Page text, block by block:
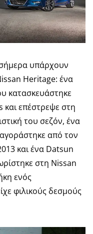
υπάρχουν
Heritage: ένα
κατασκευάστηκε
επέστρεψε στη
του σεζόν, ένα
από τον
και ένα Datsun
στη Nissan
ενός
φιλικούς δεσμούς